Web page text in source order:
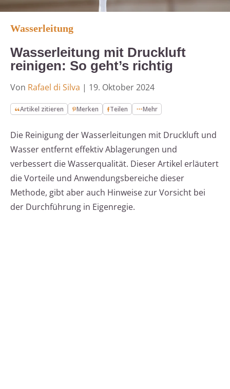
Wasserleitung
Wasserleitung mit Druckluft
reinigen: So geht’s richtig
Von Rafael di Silva | 19. Oktober 2024
Artikel zitieren Merken Teilen Mehr
Die Reinigung der Wasserleitungen mit Druckluft und
Wasser entfernt effektiv Ablagerungen und
verbessert die Wasserqualität. Dieser Artikel erläutert
die Vorteile und Anwendungsbereiche dieser
Methode, gibt aber auch Hinweise zur Vorsicht bei
der Durchführung in Eigenregie.